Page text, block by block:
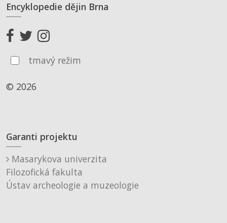
Encyklopedie dějin Brna
tmavý režim
© 2026
Garanti projektu
Masarykova univerzita
Filozofická fakulta
Ústav archeologie a muzeologie